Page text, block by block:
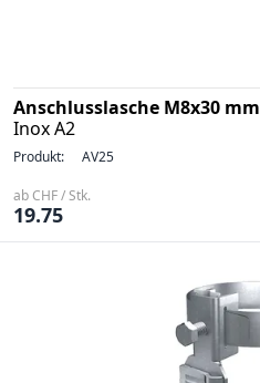
Anschlusslasche M8x30 mm
Inox A2
Produkt: AV25
ab CHF / Stk.
19.75